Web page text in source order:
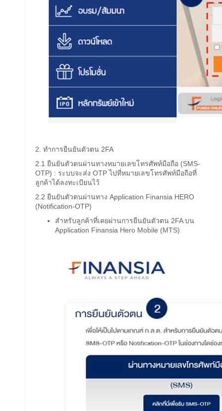
2. ทำการยืนยันตัวตน 2FA
2.1 ยืนยันตัวตนผ่านทางหมายเลขโทรศัพท์มือถือ (SMS-
OTP) : ระบบจะส่ง OTP ไปที่หมายเลขโทรศัพท์มือถือที่
ลูกค้าได้ลงทะเบียนไว้
2.2 ยืนยันตัวตนผ่านทาง Application Finansia HERO
(Notification-OTP)
สำหรับลูกค้าที่เคยผ่านการยืนยันตัวตน 2FA บน
Application Finansia Hero Mobile (MTS)